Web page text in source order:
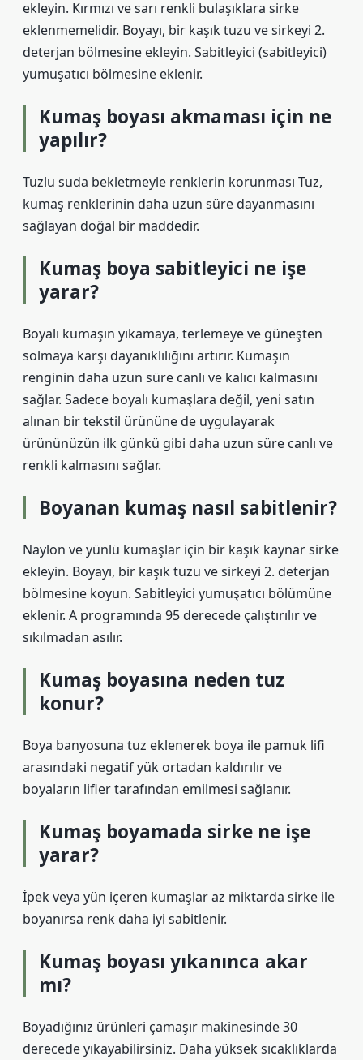
ekleyin. Kırmızı ve sarı renkli bulaşıklara sirke
eklenmemelidir. Boyayı, bir kaşık tuzu ve sirkeyi 2.
deterjan bölmesine ekleyin. Sabitleyici (sabitleyici)
yumuşatıcı bölmesine eklenir.
Kumaş boyası akmaması için ne
yapılır?
Tuzlu suda bekletmeyle renklerin korunması Tuz,
kumaş renklerinin daha uzun süre dayanmasını
sağlayan doğal bir maddedir.
Kumaş boya sabitleyici ne işe
yarar?
Boyalı kumaşın yıkamaya, terlemeye ve güneşten
solmaya karşı dayanıklılığını artırır. Kumaşın
renginin daha uzun süre canlı ve kalıcı kalmasını
sağlar. Sadece boyalı kumaşlara değil, yeni satın
alınan bir tekstil ürününe de uygulayarak
ürününüzün ilk günkü gibi daha uzun süre canlı ve
renkli kalmasını sağlar.
Boyanan kumaş nasıl sabitlenir?
Naylon ve yünlü kumaşlar için bir kaşık kaynar sirke
ekleyin. Boyayı, bir kaşık tuzu ve sirkeyi 2. deterjan
bölmesine koyun. Sabitleyici yumuşatıcı bölümüne
eklenir. A programında 95 derecede çalıştırılır ve
sıkılmadan asılır.
Kumaş boyasına neden tuz
konur?
Boya banyosuna tuz eklenerek boya ile pamuk lifi
arasındaki negatif yük ortadan kaldırılır ve
boyaların lifler tarafından emilmesi sağlanır.
Kumaş boyamada sirke ne işe
yarar?
İpek veya yün içeren kumaşlar az miktarda sirke ile
boyanırsa renk daha iyi sabitlenir.
Kumaş boyası yıkanınca akar
mı?
Boyadığınız ürünleri çamaşır makinesinde 30
derecede yıkayabilirsiniz. Daha yüksek sıcaklıklarda